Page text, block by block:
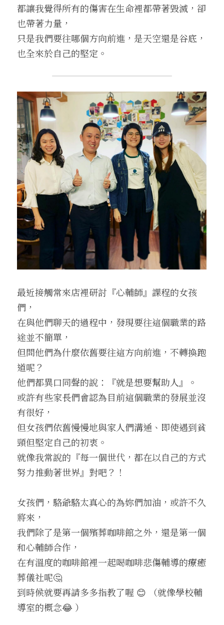
都讓我覺得所有的傷害在生命裡都帶著毀滅，卻
也帶著力量，
只是我們要往哪個方向前進，是天空還是谷底，
也全來於自己的堅定。
最近接觸常來店裡研討『心輔師』課程的女孩
們，
在與他們聊天的過程中，發現要往這個職業的路
途並不簡單，
但問他們為什麼依舊要往這方向前進，不轉換跑
道呢？
他們都異口同聲的說：『就是想要幫助人』。
或許有些家長們會認為目前這個職業的發展並沒
有很好，
但女孩們依舊慢慢地與家人們溝通、即使遇到貧
頸但堅定自己的初衷。
就像我常說的『每一個世代，都在以自己的方式
努力推動著世界』對吧？！
女孩們，駱爺駱太真心的為妳們加油，或許不久
將來，
我們除了是第一個殯葬咖啡館之外，還是第一個
和心輔師合作，
在有溫度的咖啡館裡一起喝咖啡悲傷輔導的療癒
葬儀社呢🤔
到時候就要再請多多指教了喔 😊 （就像學校輔
導室的概念😂 ）